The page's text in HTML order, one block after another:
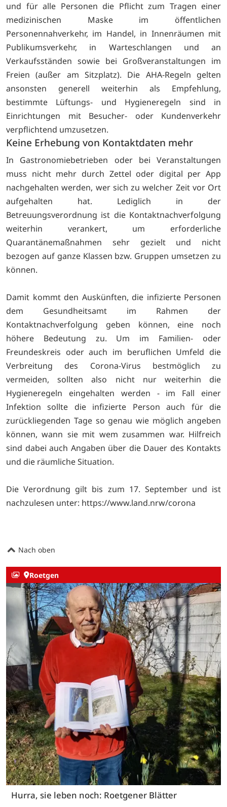
und für alle Personen die Pflicht zum Tragen einer
medizinischen Maske im öffentlichen
Personennahverkehr, im Handel, in Innenräumen mit
Publikumsverkehr, in Warteschlangen und an
Verkaufsständen sowie bei Großveranstaltungen im
Freien (außer am Sitzplatz). Die AHA-Regeln gelten
ansonsten generell weiterhin als Empfehlung,
bestimmte Lüftungs- und Hygieneregeln sind in
Einrichtungen mit Besucher- oder Kundenverkehr
verpflichtend umzusetzen.
Keine Erhebung von Kontaktdaten mehr
In Gastronomiebetrieben oder bei Veranstaltungen
muss nicht mehr durch Zettel oder digital per App
nachgehalten werden, wer sich zu welcher Zeit vor Ort
aufgehalten hat. Lediglich in der
Betreuungsverordnung ist die Kontaktnachverfolgung
weiterhin verankert, um erforderliche
Quarantänemaßnahmen sehr gezielt und nicht
bezogen auf ganze Klassen bzw. Gruppen umsetzen zu
können.
Damit kommt den Auskünften, die infizierte Personen
dem Gesundheitsamt im Rahmen der
Kontaktnachverfolgung geben können, eine noch
höhere Bedeutung zu. Um im Familien- oder
Freundeskreis oder auch im beruflichen Umfeld die
Verbreitung des Corona-Virus bestmöglich zu
vermeiden, sollten also nicht nur weiterhin die
Hygieneregeln eingehalten werden - im Fall einer
Infektion sollte die infizierte Person auch für die
zurückliegenden Tage so genau wie möglich angeben
können, wann sie mit wem zusammen war. Hilfreich
sind dabei auch Angaben über die Dauer des Kontakts
und die räumliche Situation.
Die Verordnung gilt bis zum 17. September und ist
nachzulesen unter: https://www.land.nrw/corona
Nach oben
Roetgen
Hurra, sie leben noch: Roetgener Blätter